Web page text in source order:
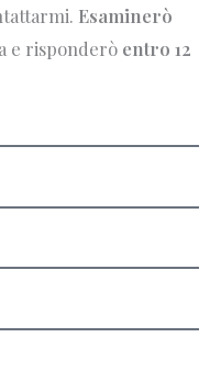
Esaminerò
e risponderò entro 12